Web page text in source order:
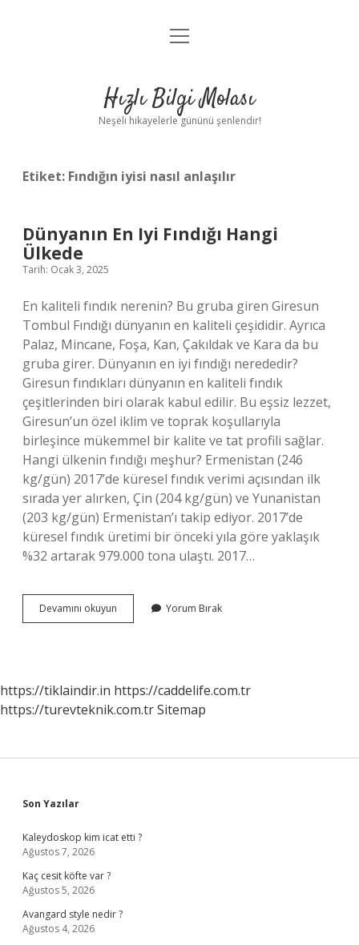
Anasayfa
Yasal Uyarı
menüyü
Hızlı Bilgi Molası
Neşeli hikayelerle gününü şenlendir!
Etiket: Fındığın iyisi nasıl anlaşılır
Dünyanın En Iyi Fındığı Hangi
Ülkede
Tarih: Ocak 3, 2025
En kaliteli fındık nerenin? Bu gruba giren Giresun
Tombul Fındığı dünyanın en kaliteli çeşididir. Ayrıca
Palaz, Mincane, Foşa, Kan, Çakıldak ve Kara da bu
gruba girer. Dünyanın en iyi fındığı nerededir?
Giresun fındıkları dünyanın en kaliteli fındık
çeşitlerinden biri olarak kabul edilir. Bu eşsiz lezzet,
Giresun’un özel iklim ve toprak koşullarıyla
birleşince mükemmel bir kalite ve tat profili sağlar.
Hangi ülkenin fındığı meşhur? Ermenistan (246
kg/gün) 2017’de küresel fındık verimi açısından ilk
sırada yer alırken, Çin (204 kg/gün) ve Yunanistan
(203 kg/gün) Ermenistan’ı takip ediyor. 2017’de
küresel fındık üretimi bir önceki yıla göre yaklaşık
%32 artarak 979.000 tona ulaştı. 2017…
Devamını okuyun Dünyanın
En
Yorum Bırak
https://tiklaindir.in https://caddelife.com.tr
https://turevteknik.com.trSitemap
Sidebar
Son Yazılar
Kaleydoskop kim icat etti ?
Ağustos 7, 2026
Kaç cesit köfte var ?
Ağustos 5, 2026
Avangard style nedir ?
Ağustos 4, 2026